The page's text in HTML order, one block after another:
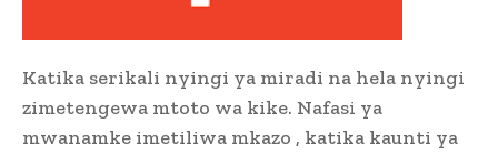
Katika serikali nyingi ya miradi na hela nyingi
zimetengewa mtoto wa kike. Nafasi ya
mwanamke imetiliwa mkazo , katika kaunti ya